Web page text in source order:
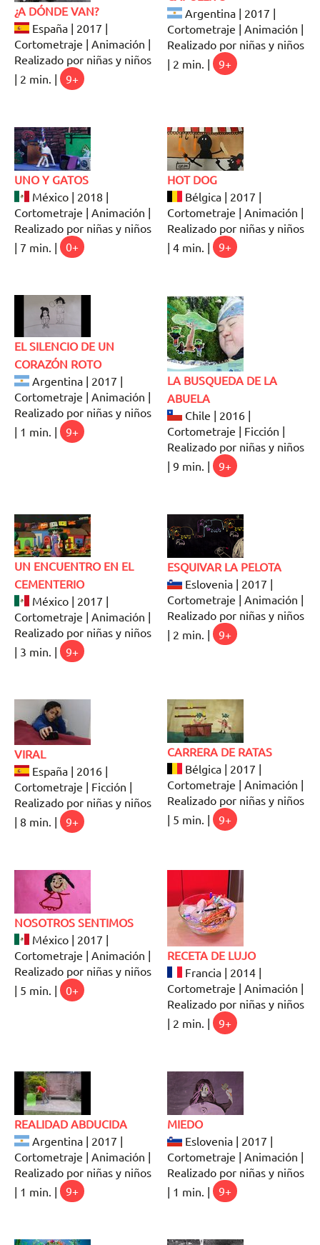
¿A DÓNDE VAN?
España | 2017 |
Cortometraje | Animación |
Realizado por niñas y niños
| 2 min. |
9+
Argentina | 2017 |
Cortometraje | Animación |
Realizado por niñas y niños
| 2 min. |
9+
UNO Y GATOS
México | 2018 |
Cortometraje | Animación |
Realizado por niñas y niños
| 7 min. |
0+
HOT DOG
Bélgica | 2017 |
Cortometraje | Animación |
Realizado por niñas y niños
| 4 min. |
9+
EL SILENCIO DE UN
CORAZÓN ROTO
Argentina | 2017 |
Cortometraje | Animación |
Realizado por niñas y niños
| 1 min. |
9+
LA BUSQUEDA DE LA
ABUELA
Chile | 2016 |
Cortometraje | Ficción |
Realizado por niñas y niños
| 9 min. |
9+
UN ENCUENTRO EN EL
CEMENTERIO
México | 2017 |
Cortometraje | Animación |
Realizado por niñas y niños
| 3 min. |
9+
ESQUIVAR LA PELOTA
Eslovenia | 2017 |
Cortometraje | Animación |
Realizado por niñas y niños
| 2 min. |
9+
VIRAL
España | 2016 |
Cortometraje | Ficción |
Realizado por niñas y niños
| 8 min. |
9+
CARRERA DE RATAS
Bélgica | 2017 |
Cortometraje | Animación |
Realizado por niñas y niños
| 5 min. |
9+
NOSOTROS SENTIMOS
México | 2017 |
Cortometraje | Animación |
Realizado por niñas y niños
| 5 min. |
0+
RECETA DE LUJO
Francia | 2014 |
Cortometraje | Animación |
Realizado por niñas y niños
| 2 min. |
9+
REALIDAD ABDUCIDA
Argentina | 2017 |
Cortometraje | Animación |
Realizado por niñas y niños
| 1 min. |
9+
MIEDO
Eslovenia | 2017 |
Cortometraje | Animación |
Realizado por niñas y niños
| 1 min. |
9+